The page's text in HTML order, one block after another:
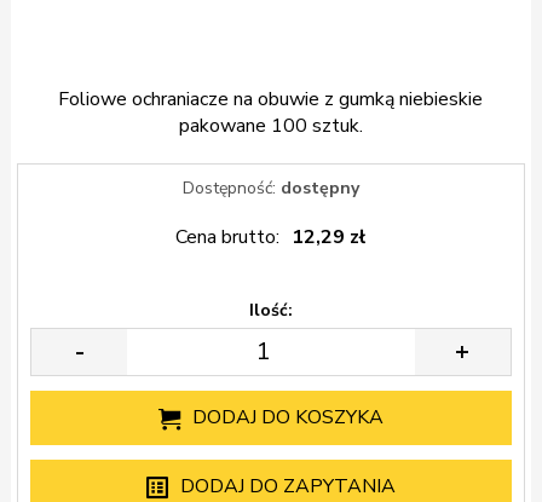
Foliowe ochraniacze na obuwie z gumką niebieskie
pakowane 100 sztuk.
Dostępność: dostępny
Cena brutto: 12,29 zł
Ilość:
- +
DODAJ DO KOSZYKA
DODAJ DO ZAPYTANIA